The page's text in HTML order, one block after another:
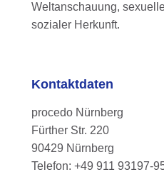
Weltanschauung,
sozialer Herkunft.
Kontaktdaten
procedo Nürnberg
Fürther Str. 220
90429 Nürnberg
Telefon: +49 911 93197-